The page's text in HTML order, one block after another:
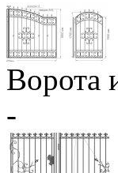
Ворота
-